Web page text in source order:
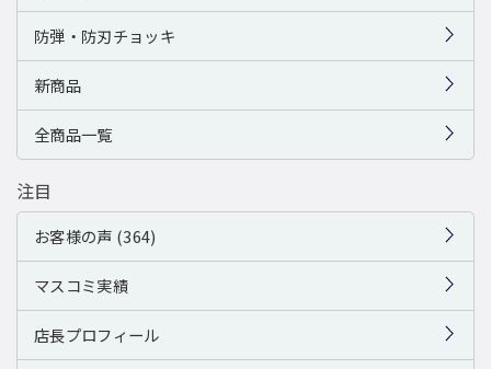
防弾・防刃チョッキ
新商品
全商品一覧
注目
お客様の声 (364)
マスコミ実績
店長プロフィール